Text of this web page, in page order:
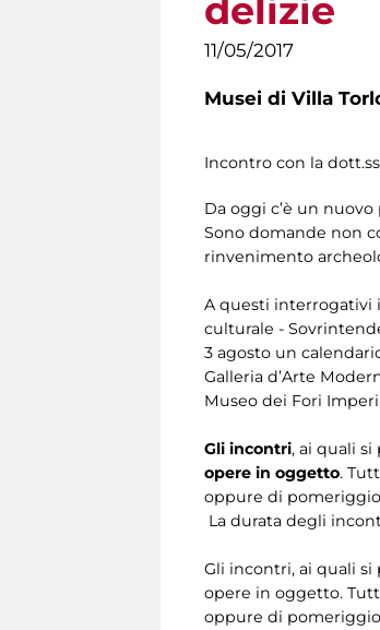
delizie
11/05/2017
Musei di Villa
Incontro con la
Da oggi c’è un
Sono domande non
rinvenimento
A questi interrogativi
culturale -
3 agosto un
Galleria d’Arte
Museo dei Fori
Gli incontri, ai quali
opere in oggetto.
oppure di pomeriggio
La durata degli
Gli incontri, ai quali
opere in oggetto.
oppure di pomeriggio